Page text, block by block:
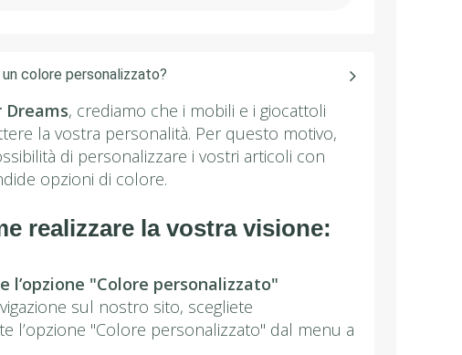
colore personalizzato?
Dreams, crediamo che i mobili e i giocattoli
la vostra personalità. Per questo motivo,
di personalizzare i vostri articoli con
opzioni di colore.
realizzare la vostra visione:
l’opzione "Colore personalizzato"
sul nostro sito, scegliete
l’opzione "Colore personalizzato" dal menu a